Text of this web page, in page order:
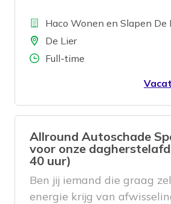
BedrijfHaco Wonen en Slapen De
LocatieDe Lier
Aantal uren
Full-time
Allround Autoschade
voor onze
40 uur)
Ben jij iemand die graag
energie krijg van